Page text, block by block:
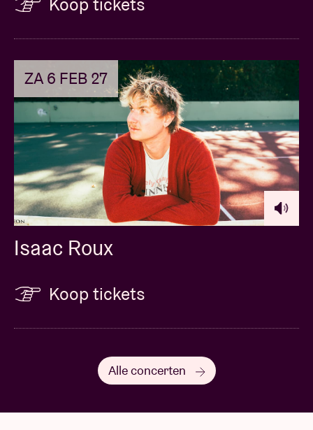
ZA 6 FEB 27
Isaac Roux
Koop tickets
Alle concerten